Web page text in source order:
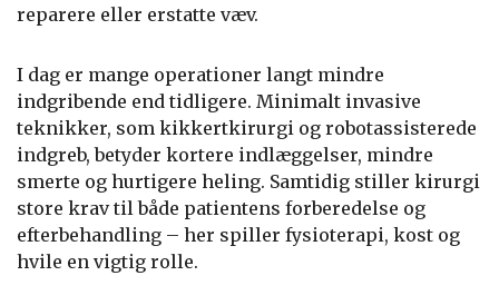
reparere eller erstatte væv.
I dag er mange operationer langt mindre
indgribende end tidligere. Minimalt invasive
teknikker, som kikkertkirurgi og robotassisterede
indgreb, betyder kortere indlæggelser, mindre
smerte og hurtigere heling. Samtidig stiller kirurgi
store krav til både patientens forberedelse og
efterbehandling – her spiller fysioterapi, kost og
hvile en vigtig rolle.